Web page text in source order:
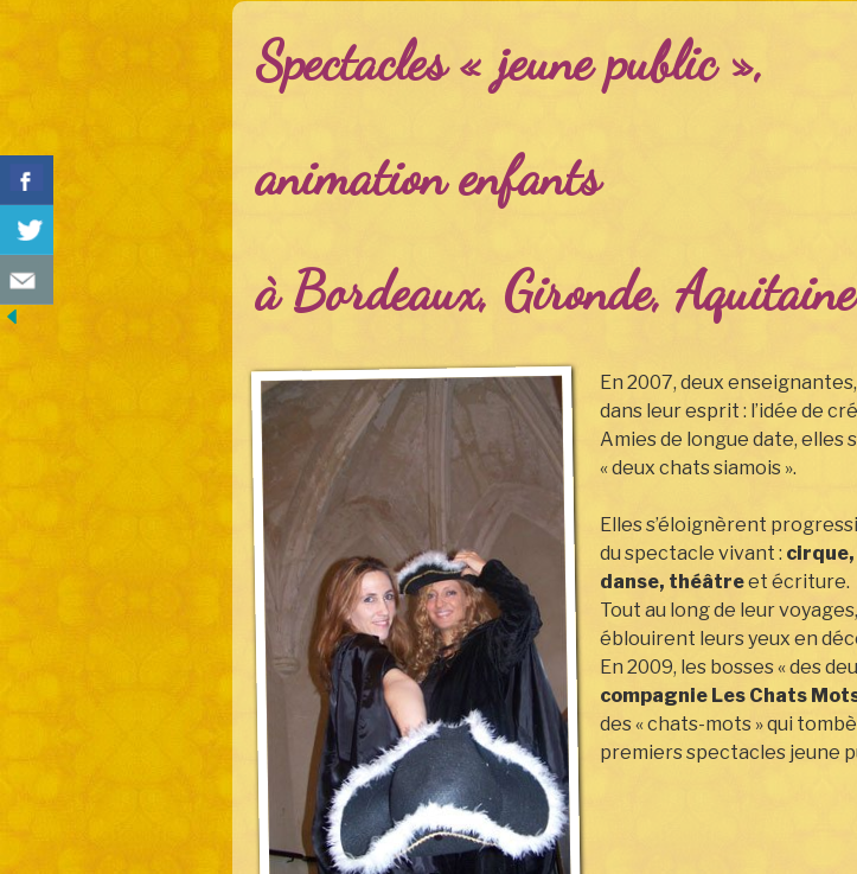
Spectacles « jeune public »,
animation enfants
à Bordeaux, Gironde, Aquitaine
En 2007, deux
dans leur esprit : l’idée de
Amies de longue date,
« deux chats siamois ».
Elles s’éloignèrent
du spectacle vivant :
danse, théâtreet écriture.
Tout au long de leur
éblouirent leurs yeux en
En 2009, les bosses « des
compagnie Les Chats
des « chats-mots » qui
premiers spectacles jeune